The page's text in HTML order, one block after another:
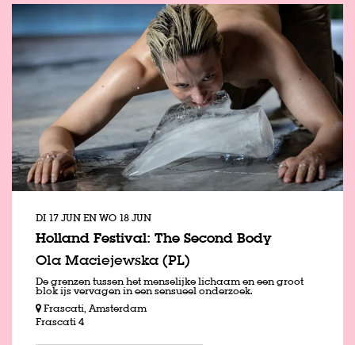
Holland Festival: The Second Body
Ola Maciejewska (PL)
DI 17 JUNENWO 18 JUN
De grenzen tussen het ­menselijke lichaam en een groot
blok ijs vervagen in een sensueel onderzoek.
Frascati, Amsterdam
Frascati 4